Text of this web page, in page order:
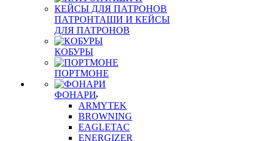
ПАТРОНТАШИ И КЕЙСЫ
ДЛЯ ПАТРОНОВ
КОБУРЫ
ПОРТМОНЕ
ФОНАРИ
ARMYTEK
BROWNING
EAGLETAC
ENERGIZER